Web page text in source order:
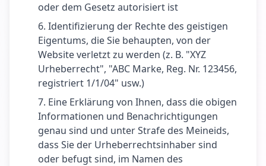
oder dem Gesetz autorisiert ist
Identifizierung der Rechte des geistigen
Eigentums, die Sie behaupten, von der
Website verletzt zu werden (z. B. "XYZ
Urheberrecht", "ABC Marke, Reg. Nr. 123456,
registriert 1/1/04" usw.)
Eine Erklärung von Ihnen, dass die obigen
Informationen und Benachrichtigungen
genau sind und unter Strafe des Meineids,
dass Sie der Urheberrechtsinhaber sind
oder befugt sind, im Namen des